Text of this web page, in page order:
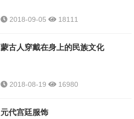
2018-09-05 18111
蒙古人穿戴在身上的民族文化
2018-08-19 16980
元代宫廷服饰